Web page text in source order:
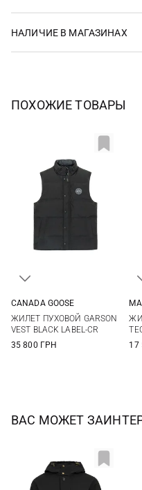
НАЛИЧИЕ В МАГАЗИНАХ
ПОХОЖИЕ ТОВАРЫ
3XL
CANADA GOOSE
ЖИЛЕТ ПУХОВОЙ GARSON
VEST BLACK LABEL-CR
35 800 ГРН
17
ВАС МОЖЕТ